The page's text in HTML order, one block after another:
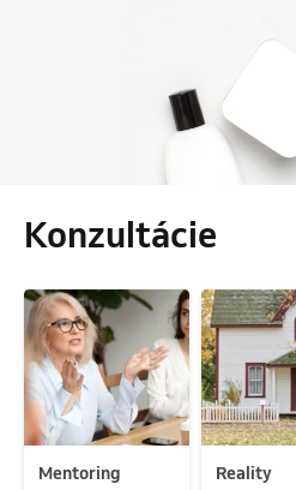
Konzultácie
Mentoring Reality